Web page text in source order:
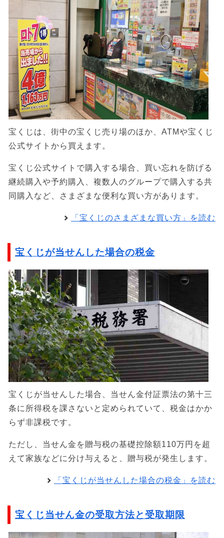
宝くじは、街中の宝くじ売り場のほか、ATMや宝くじ
公式サイトから買えます。
宝くじ公式サイトで購入する場合、買い忘れを防げる
継続購入や予約購入、複数人のグループで購入する共
同購入など、さまざまな便利な買い方があります。
「宝くじのさまざまな買い方」を読む
宝くじが当せんした場合の税金
宝くじが当せんした場合、当せん金付証票法の第十三
条に所得税を課さないと定められていて、税金はかか
らず非課税です。
ただし、当せん金を贈与税の基礎控除額110万円を超
えて家族などに分け与えると、贈与税が発生します。
「宝くじが当せんした場合の税金」を読む
宝くじ当せん金の受取方法と受取期限